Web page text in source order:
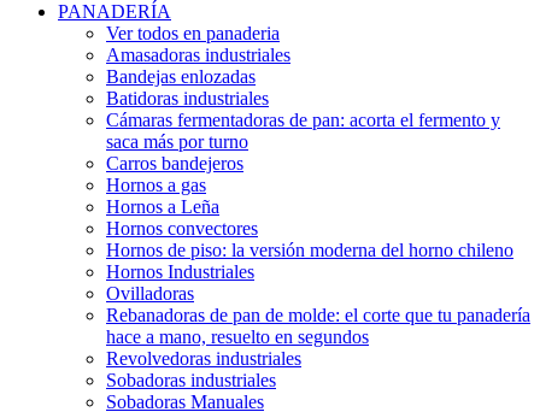
PANADERÍA
Ver todos en panaderia
Amasadoras industriales
Bandejas enlozadas
Batidoras industriales
Cámaras fermentadoras de pan: acorta el fermento y
saca más por turno
Carros bandejeros
Hornos a gas
Hornos a Leña
Hornos convectores
Hornos de piso: la versión moderna del horno chileno
Hornos Industriales
Ovilladoras
Rebanadoras de pan de molde: el corte que tu panadería
hace a mano, resuelto en segundos
Revolvedoras industriales
Sobadoras industriales
Sobadoras Manuales